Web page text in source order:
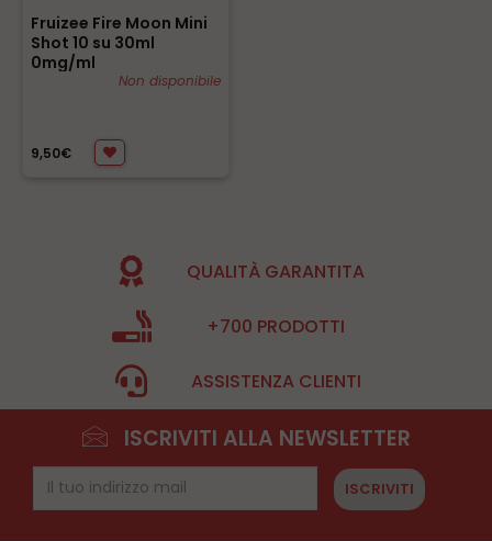
Fruizee Fire Moon Mini
Shot 10 su 30ml
0mg/ml
Non disponibile
9,50€
QUALITÀ GARANTITA
+700 PRODOTTI
ASSISTENZA CLIENTI
ISCRIVITI ALLA NEWSLETTER
ISCRIVITI